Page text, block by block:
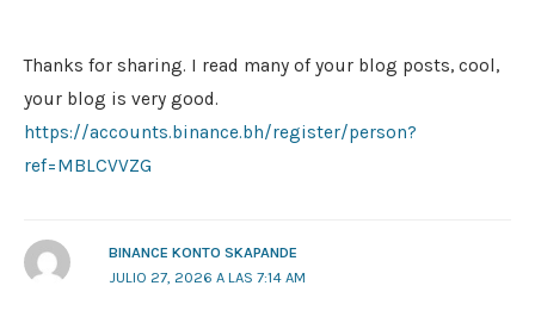
Thanks for sharing. I read many of your blog posts, cool,
your blog is very good.
https://accounts.binance.bh/register/person?
ref=MBLCVVZG
BINANCE KONTO SKAPANDE
JULIO 27, 2026 A LAS 7:14 AM